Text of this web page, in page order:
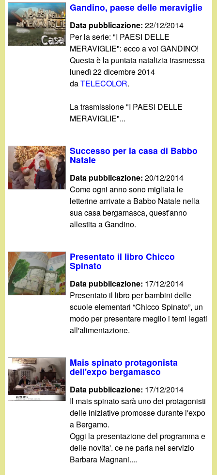
Gandino, paese delle meraviglie
Data pubblicazione:22/12/2014
Per la serie: "I PAESI DELLE
MERAVIGLIE": ecco a voi GANDINO!
Questa è la puntata natalizia trasmessa
lunedì 22 dicembre 2014
daTELECOLOR.
La trasmissione "I PAESI DELLE
MERAVIGLIE"...
Successo per la casa di Babbo
Natale
Data pubblicazione:20/12/2014
Come ogni anno sono migliaia le
letterine arrivate a Babbo Natale nella
sua casa bergamasca, quest'anno
allestita a Gandino.
Presentato il libro Chicco
Spinato
Data pubblicazione: 17/12/2014
Presentato il libro per bambini delle
scuole elementari “Chicco Spinato”, un
modo per presentare meglio i temi legati
all'alimentazione.
Mais spinato protagonista
dell'expo bergamasco
Data pubblicazione: 17/12/2014
Il mais spinato sarà uno dei protagonisti
delle iniziative promosse durante l'expo
a Bergamo.
Oggi la presentazione del programma e
delle novita'. ce ne parla nel servizio
Barbara Magnani....